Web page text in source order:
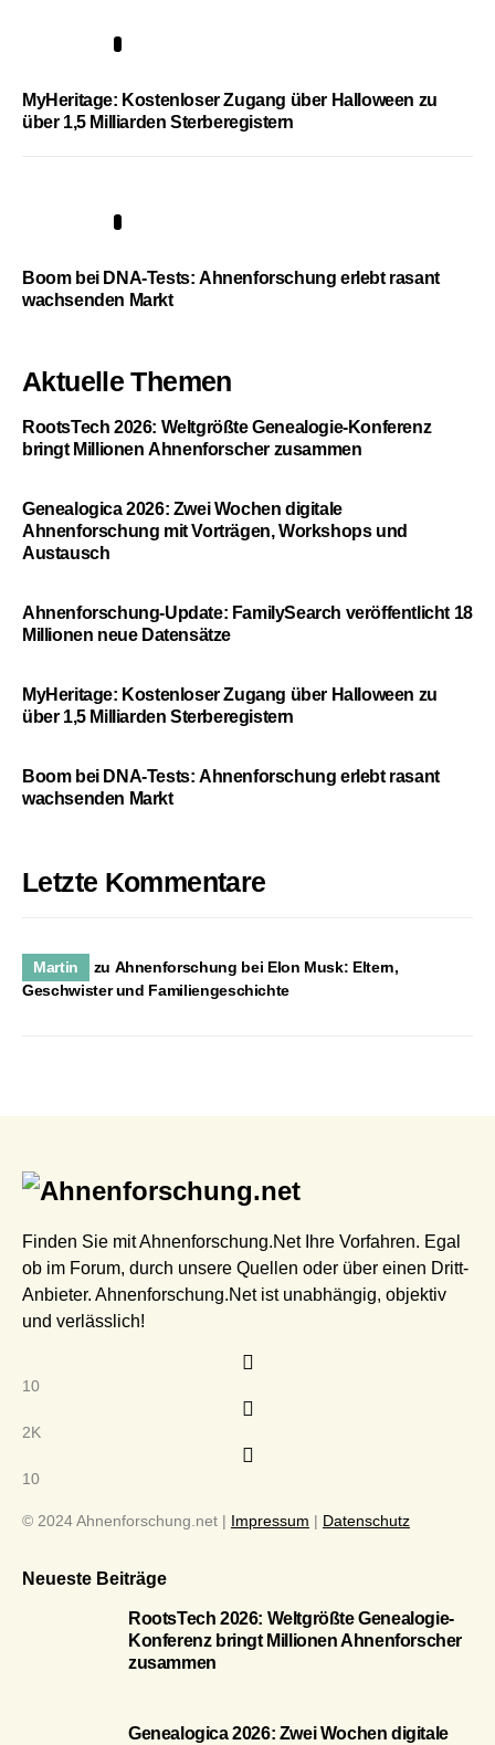
MyHeritage: Kostenloser Zugang über Halloween zu
über 1,5 Milliarden Sterberegistern
Boom bei DNA-Tests: Ahnenforschung erlebt rasant
wachsenden Markt
Aktuelle Themen
RootsTech 2026: Weltgrößte Genealogie-Konferenz
bringt Millionen Ahnenforscher zusammen
Genealogica 2026: Zwei Wochen digitale
Ahnenforschung mit Vorträgen, Workshops und
Austausch
Ahnenforschung-Update: FamilySearch veröffentlicht 18
Millionen neue Datensätze
MyHeritage: Kostenloser Zugang über Halloween zu
über 1,5 Milliarden Sterberegistern
Boom bei DNA-Tests: Ahnenforschung erlebt rasant
wachsenden Markt
Letzte Kommentare
Martin zu Ahnenforschung bei Elon Musk: Eltern,
Geschwister und Familiengeschichte
Finden Sie mit Ahnenforschung.Net Ihre Vorfahren. Egal
ob im Forum, durch unsere Quellen oder über einen Dritt-
Anbieter. Ahnenforschung.Net ist unabhängig, objektiv
und verlässlich!
10
2K
10
© 2024 Ahnenforschung.net | Impressum | Datenschutz
Neueste Beiträge
RootsTech 2026: Weltgrößte Genealogie-
Konferenz bringt Millionen Ahnenforscher
zusammen
Genealogica 2026: Zwei Wochen digitale